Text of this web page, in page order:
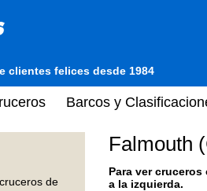
clientes felices desde 1984
Barcos y
de
Falmouth
Para ver
a la izquierda.